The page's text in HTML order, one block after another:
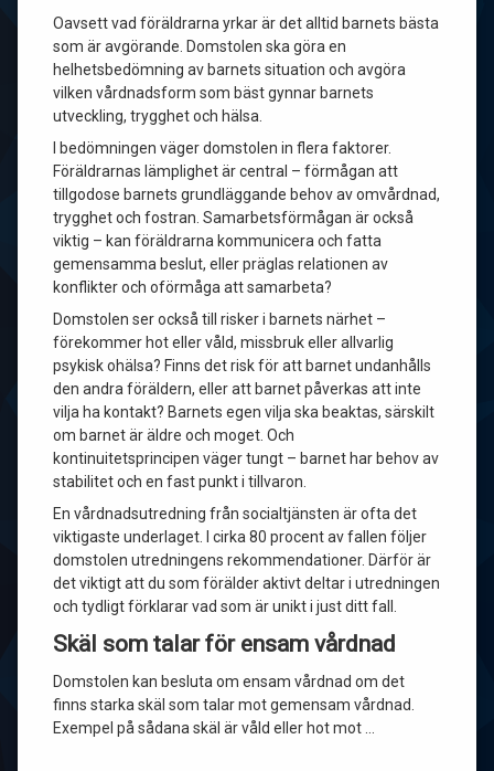
Oavsett vad föräldrarna yrkar är det alltid barnets bästa
som är avgörande. Domstolen ska göra en
helhetsbedömning av barnets situation och avgöra
vilken vårdnadsform som bäst gynnar barnets
utveckling, trygghet och hälsa.
I bedömningen väger domstolen in flera faktorer.
Föräldrarnas lämplighet är central – förmågan att
tillgodose barnets grundläggande behov av omvårdnad,
trygghet och fostran. Samarbetsförmågan är också
viktig – kan föräldrarna kommunicera och fatta
gemensamma beslut, eller präglas relationen av
konflikter och oförmåga att samarbeta?
Domstolen ser också till risker i barnets närhet –
förekommer hot eller våld, missbruk eller allvarlig
psykisk ohälsa? Finns det risk för att barnet undanhålls
den andra föräldern, eller att barnet påverkas att inte
vilja ha kontakt? Barnets egen vilja ska beaktas, särskilt
om barnet är äldre och moget. Och
kontinuitetsprincipen väger tungt – barnet har behov av
stabilitet och en fast punkt i tillvaron.
En vårdnadsutredning från socialtjänsten är ofta det
viktigaste underlaget. I cirka 80 procent av fallen följer
domstolen utredningens rekommendationer. Därför är
det viktigt att du som förälder aktivt deltar i utredningen
och tydligt förklarar vad som är unikt i just ditt fall.
Skäl som talar för ensam vårdnad
Domstolen kan besluta om ensam vårdnad om det
finns starka skäl som talar mot gemensam vårdnad.
Exempel på sådana skäl är våld eller hot mot …